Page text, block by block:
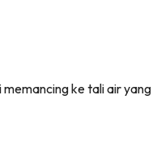
ke tali air yang